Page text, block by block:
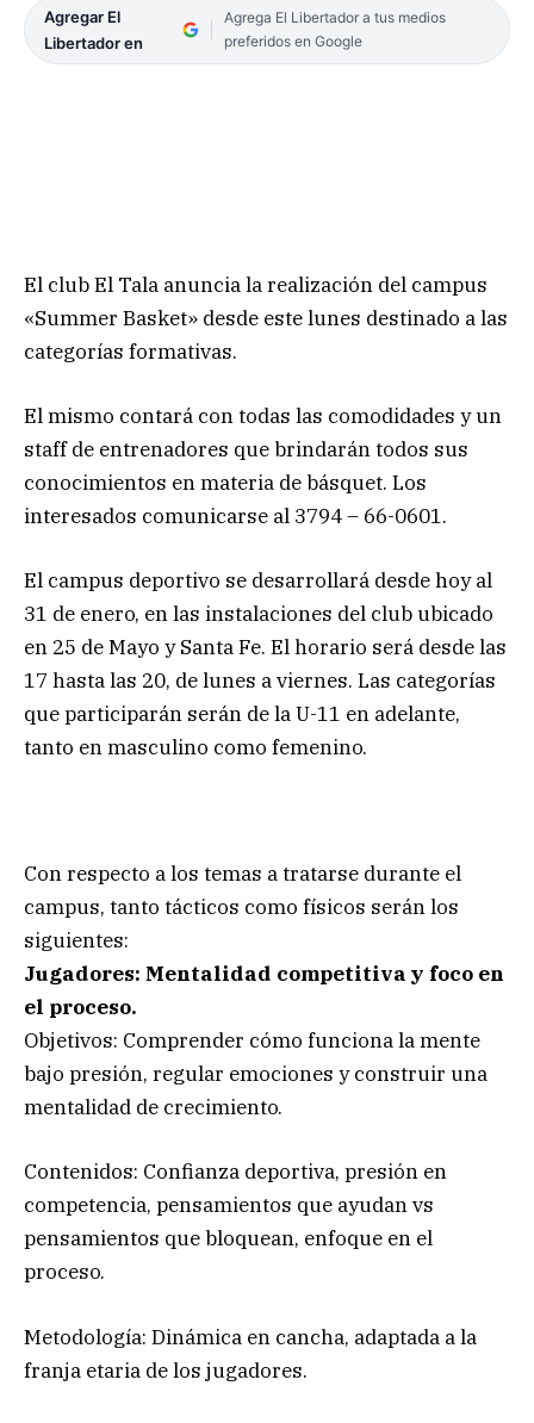
Agregar El
Libertador en
Agrega El Libertador a tus medios
preferidos en Google
El club El Tala anuncia la realización del campus
«Summer Basket» desde este lunes destinado a las
categorías formativas.
El mismo contará con todas las comodidades y un
staff de entrenadores que brindarán todos sus
conocimientos en materia de básquet. Los
interesados comunicarse al 3794 – 66-0601.
El campus deportivo se desarrollará desde hoy al
31 de enero, en las instalaciones del club ubicado
en 25 de Mayo y Santa Fe. El horario será desde las
17 hasta las 20, de lunes a viernes. Las categorías
que participarán serán de la U-11 en adelante,
tanto en masculino como femenino.
Con respecto a los temas a tratarse durante el
campus, tanto tácticos como físicos serán los
siguientes:
Jugadores: Mentalidad competitiva y foco en
el proceso.
Objetivos: Comprender cómo funciona la mente
bajo presión, regular emociones y construir una
mentalidad de crecimiento.
Contenidos: Confianza deportiva, presión en
competencia, pensamientos que ayudan vs
pensamientos que bloquean, enfoque en el
proceso.
Metodología: Dinámica en cancha, adaptada a la
franja etaria de los jugadores.